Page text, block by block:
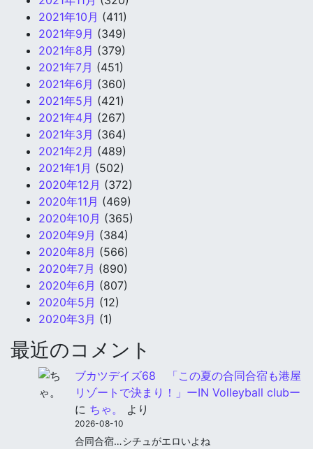
2021年10月 (411)
2021年9月 (349)
2021年8月 (379)
2021年7月 (451)
2021年6月 (360)
2021年5月 (421)
2021年4月 (267)
2021年3月 (364)
2021年2月 (489)
2021年1月 (502)
2020年12月 (372)
2020年11月 (469)
2020年10月 (365)
2020年9月 (384)
2020年8月 (566)
2020年7月 (890)
2020年6月 (807)
2020年5月 (12)
2020年3月 (1)
最近のコメント
ブカツデイズ68 「この夏の合同合宿も港屋
リゾートで決まり！」ーIN Volleyball clubー
に ちゃ。 より
2026-08-10
合同合宿…シチュがエロいよね